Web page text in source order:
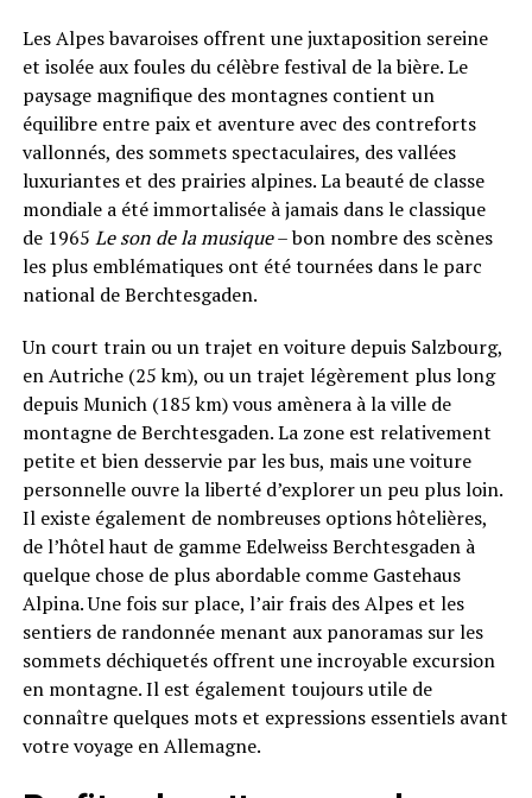
Les Alpes bavaroises offrent une juxtaposition sereine
et isolée aux foules du célèbre festival de la bière. Le
paysage magnifique des montagnes contient un
équilibre entre paix et aventure avec des contreforts
vallonnés, des sommets spectaculaires, des vallées
luxuriantes et des prairies alpines. La beauté de classe
mondiale a été immortalisée à jamais dans le classique
de 1965 Le son de la musique– bon nombre des scènes
les plus emblématiques ont été tournées dans le parc
national de Berchtesgaden.
Un court train ou un trajet en voiture depuis Salzbourg,
en Autriche (25 km), ou un trajet légèrement plus long
depuis Munich (185 km) vous amènera à la ville de
montagne de Berchtesgaden. La zone est relativement
petite et bien desservie par les bus, mais une voiture
personnelle ouvre la liberté d’explorer un peu plus loin.
Il existe également de nombreuses options hôtelières,
de l’hôtel haut de gamme Edelweiss Berchtesgaden à
quelque chose de plus abordable comme Gastehaus
Alpina. Une fois sur place, l’air frais des Alpes et les
sentiers de randonnée menant aux panoramas sur les
sommets déchiquetés offrent une incroyable excursion
en montagne. Il est également toujours utile de
connaître quelques mots et expressions essentiels avant
votre voyage en Allemagne.